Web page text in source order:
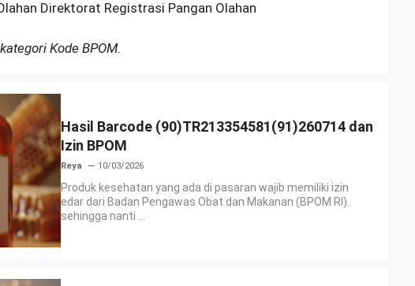
Direktorat Registrasi Pangan Olahan
Kode BPOM.
Hasil Barcode (90)TR213354581(91)260714 dan
Izin BPOM
Reya 10/03/2026
Produk kesehatan yang ada di pasaran wajib memiliki izin
edar dari Badan Pengawas Obat dan Makanan (BPOM RI).
sehingga nanti ...